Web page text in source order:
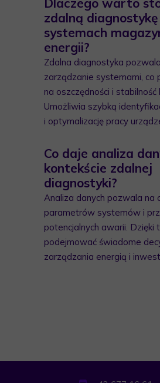
zdalną
systemach
energii?
Zdalna diagnostyka
zarządzanie systemami, co
na oszczędności i stabilność
Umożliwia szybką
i optymalizację pracy
Co daje analiza
kontekście zdalnej
diagnostyki?
Analiza danych pozwala na
parametrów systemów i
potencjalnych awarii. Dzięki
podejmować świadome
zarządzania energią i